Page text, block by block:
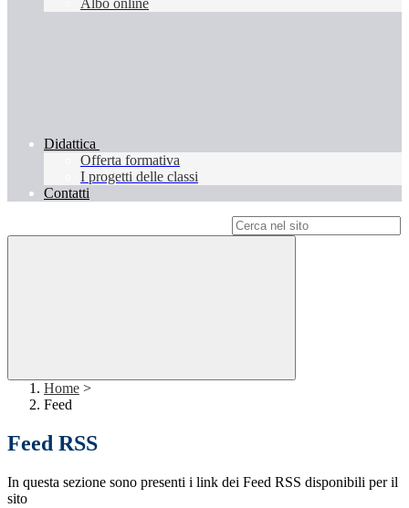
Albo online
Didattica
Offerta formativa
I progetti delle classi
Contatti
Home >
Feed
Feed RSS
In questa sezione sono presenti i link dei Feed RSS disponibili per il
sito